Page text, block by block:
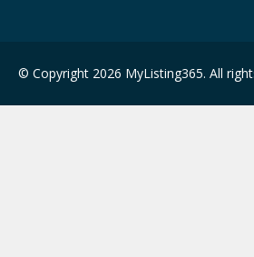
© Copyright 2026 MyListing365. All